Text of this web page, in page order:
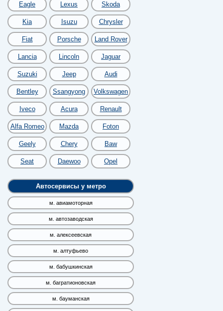
Eagle Lexus Skoda
Kia Isuzu Chrysler
Fiat Porsche Land Rover
Lancia Lincoln Jaguar
Suzuki Jeep Audi
Bentley Ssangyong Volkswagen
Iveco Acura Renault
Alfa Romeo Mazda Foton
Geely Chery Baw
Seat Daewoo Opel
Автосервисы у метро
м. авиамоторная
м. автозаводская
м. алексеевская
м. алтуфьево
м. бабушкинская
м. багратионовская
м. бауманская